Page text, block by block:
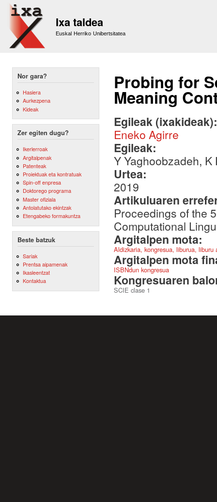
Ixa taldea
Euskal Herriko Unibertsitatea
Nor gara?
Hasiera
Aurkezpena
Kideak
Zer egiten dugu?
Ikerlerroak
Argitalpenak
Patenteak
Proiektuak eta kontratuak
Spin-off enpresa
Doktorego programa
Master ofiziala
Antolatutako ekintzak
Etengabeko formakuntza
Beste batzuk
Sariak
Prentsa aipamenak
Ikasleentzat
Kontaktua
Probing for
Meaning
Egileak
Eneko Agirre
Egileak:
Y Yaghoobzadeh,
Urtea:
2019
Artikuluaren
Proceedings of the
Computational
Argitalpen mota:
Aldizkaria, kongresua, liburua,
Argitalpen mota
ISBNdun kongresua
Kongresuaren
SCIE clase 1